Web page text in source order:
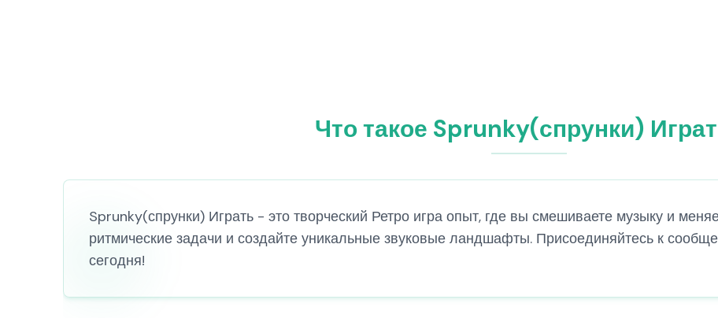
Что такое Sprunky(спрунки)
Sprunky(спрунки) Играть - это творческий Ретро игра опыт, где вы смешиваете музыку и
ритмические задачи и создайте уникальные звуковые ландшафты. Присоединяйтесь к
сегодня!